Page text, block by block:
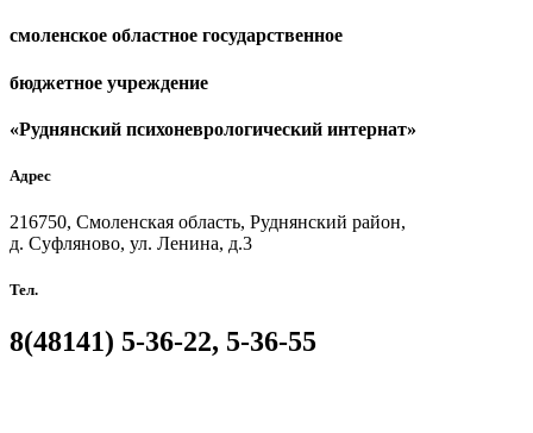
смоленское областное государственное
бюджетное учреждение
«Руднянский психоневрологический интернат»
Адрес
216750, Смоленская область, Руднянский район,
д. Суфляново, ул. Ленина, д.3
Тел.
8(48141) 5-36-22, 5-36-55